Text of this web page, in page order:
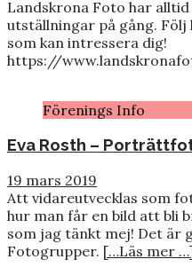
Landskrona Foto har
utställningar på gång. Följ
som kan intressera dig!
https://
Förenings Info
Eva Rosth –
19 mars 2019
Att vidareutvecklas som
hur man får en bild att bli
som jag tänkt mej! Det är
Fotogrupper. […Läs mer